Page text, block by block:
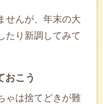
せんが、年末の大
たり新調してみて
おこう
ゃは捨てどきが難